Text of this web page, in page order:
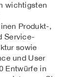
wichtigsten
Produkt-,
Service-
sowie
und User
Entwürfe in